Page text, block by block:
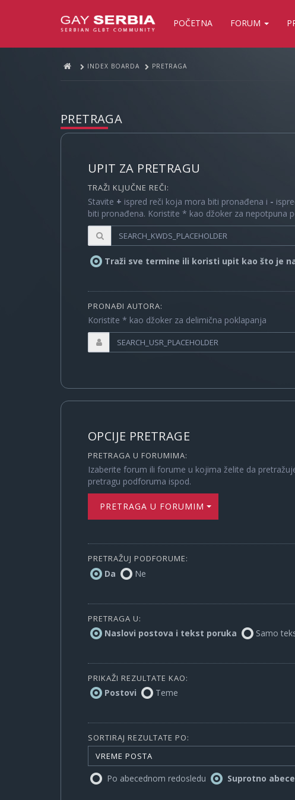
POČETNA FORUM
INDEX BOARDA PRETRAGA
PRETRAGA
UPIT ZA PRETRAGU
TRAŽI KLJUČNE REČI:
Stavite + ispred reči koja mora biti pronađena i -
biti pronađena. Koristite * kao džoker za nepotpuna
Traži sve termine ili koristi upit kao što je
PRONAĐI AUTORA:
Koristite * kao džoker za delimična poklapanja
OPCIJE PRETRAGE
PRETRAGA U FORUMIMA:
Izaberite forum ili forume u kojima želite da
pretragu podforuma ispod.
PRETRAGA U FORUMIMA
PRETRAŽUJ PODFORUME:
Da Ne
PRETRAGA U:
Naslovi postova i tekst poruka Samo
PRIKAŽI REZULTATE KAO:
Postovi Teme
SORTIRAJ REZULTATE PO:
VREME POSTA
Po abecednom redosledu Suprotno